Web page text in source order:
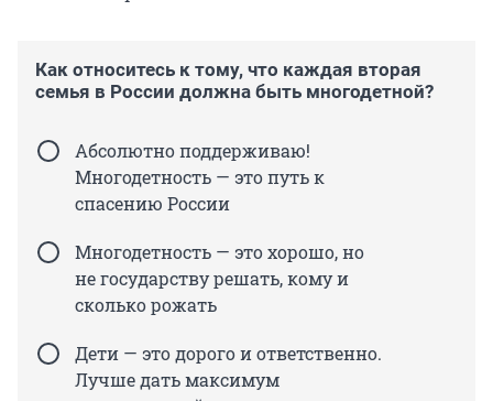
Как относитесь к тому, что каждая вторая
семья в России должна быть многодетной?
Абсолютно поддерживаю!
Многодетность — это путь к
спасению России
Многодетность — это хорошо, но
не государству решать, кому и
сколько рожать
Дети — это дорого и ответственно.
Лучше дать максимум